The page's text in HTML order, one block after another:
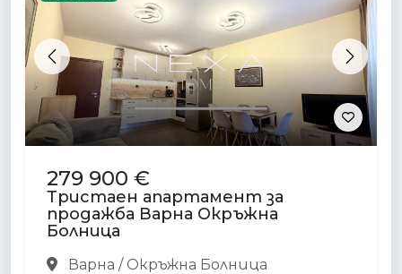
Previous Next
279 900 €
Тристаен апартамент за
продажба Варна Окръжна
Болница
Варна / Окръжна Болница